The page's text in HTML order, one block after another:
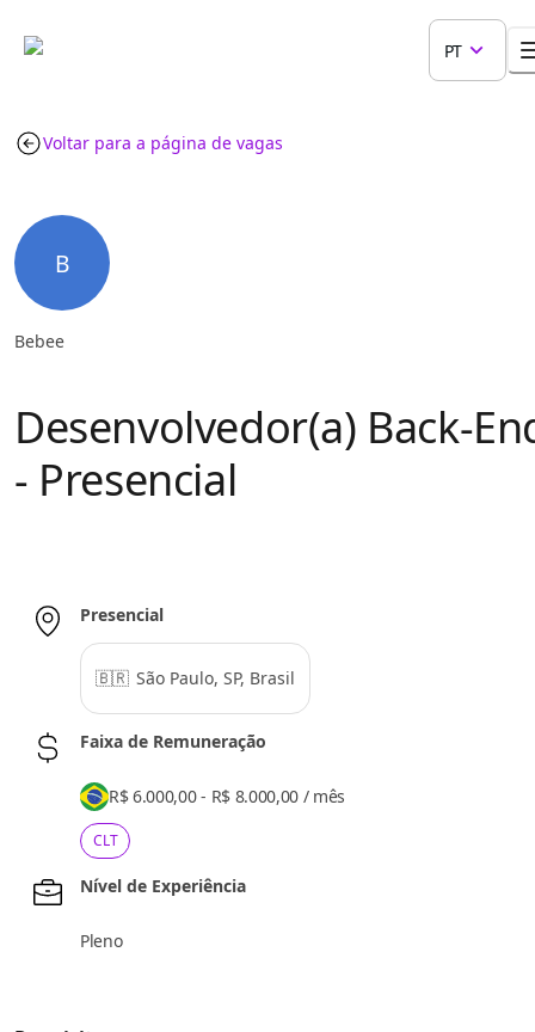
PT
Voltar para a página de vagas
B
Bebee
Desenvolvedor(a) Back-
- Presencial
Presencial
🇧🇷 São Paulo, SP, Brasil
Faixa de Remuneração
R$ 6.000,00 - R$ 8.000,00 / mês
CLT
Nível de Experiência
Pleno